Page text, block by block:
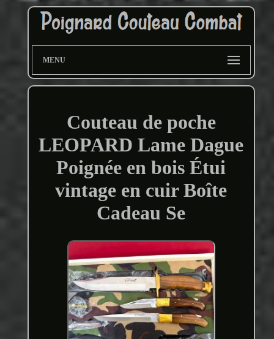
MENU
Couteau de poche
LEOPARD Lame Dague
Poignée en bois Étui
vintage en cuir Boîte
Cadeau Se